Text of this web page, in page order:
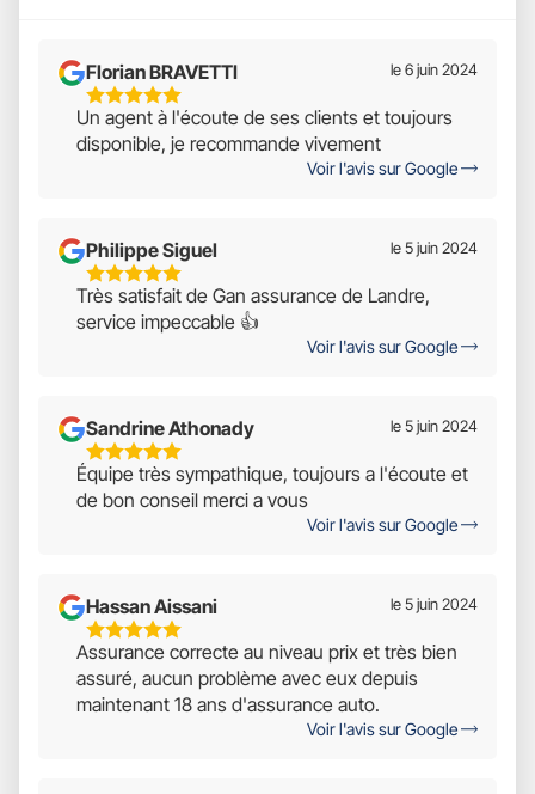
Florian BRAVETTI
5
Étoiles
Sur
le 6 juin 2024
Un agent à l'écoute de ses clients et toujours
disponible, je recommande vivement
Voir l'avis sur Google
Philippe Siguel
5
Étoiles
Sur
le 5 juin 2024
Très satisfait de Gan assurance de Landre,
service impeccable 👍
Voir l'avis sur Google
Sandrine Athonady
5
Étoiles
Sur
le 5 juin 2024
Équipe très sympathique, toujours a l'écoute et
de bon conseil merci a vous
Voir l'avis sur Google
Hassan Aissani
5
Étoiles
Sur
5
le 5 juin 2024
Assurance correcte au niveau prix et très bien
assuré, aucun problème avec eux depuis
maintenant 18 ans d'assurance auto.
Voir l'avis sur Google